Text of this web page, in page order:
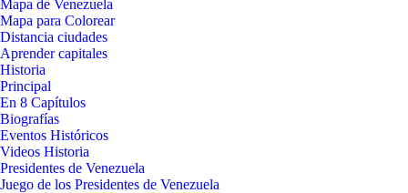
Mapa de Venezuela
Mapa para Colorear
Distancia ciudades
Aprender capitales
Historia
Principal
En 8 Capítulos
Biografías
Eventos Históricos
Videos Historia
Presidentes de Venezuela
Juego de los Presidentes de Venezuela